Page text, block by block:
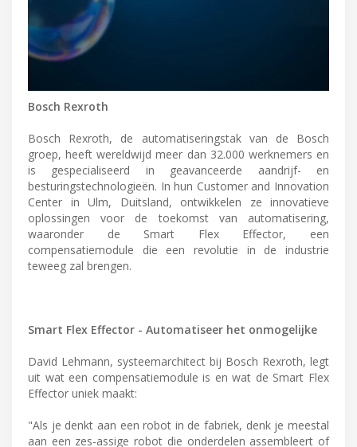
Bosch Rexroth
Bosch Rexroth, de automatiseringstak van de Bosch
groep, heeft wereldwijd meer dan 32.000 werknemers en
is gespecialiseerd in geavanceerde aandrijf- en
besturingstechnologieën. In hun Customer and Innovation
Center in Ulm, Duitsland, ontwikkelen ze innovatieve
oplossingen voor de toekomst van automatisering,
waaronder de Smart Flex Effector, een
compensatiemodule die een revolutie in de industrie
teweeg zal brengen.
Smart Flex Effector - Automatiseer het onmogelijke
David Lehmann, systeemarchitect bij Bosch Rexroth, legt
uit wat een compensatiemodule is en wat de Smart Flex
Effector uniek maakt:
"Als je denkt aan een robot in de fabriek, denk je meestal
aan een zes-assige robot die onderdelen assembleert of